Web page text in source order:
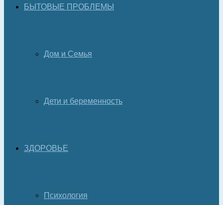
БЫТОВЫЕ ПРОБЛЕМЫ
Дом и Семья
Дети и беременность
ЗДОРОВЬЕ
Психология